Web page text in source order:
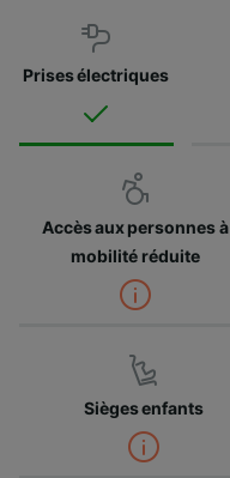
Prises électriques
Accès aux personnes à
mobilité réduite
Sièges enfants